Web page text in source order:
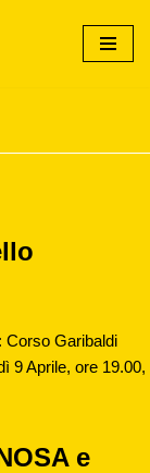
Corso Garibaldi
9 Aprile, ore 19.00,
e